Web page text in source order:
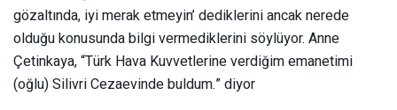
gözaltında, iyi merak etmeyin’ dediklerini ancak nerede
olduğu konusunda bilgi vermediklerini söylüyor. Anne
Çetinkaya, “Türk Hava Kuvvetlerine verdiğim emanetimi
(oğlu) Silivri Cezaevinde buldum.” diyor